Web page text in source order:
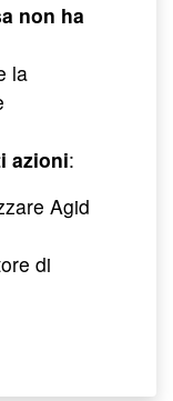
non ha
la
azioni:
Agid
di